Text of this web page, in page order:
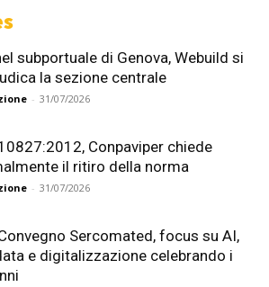
subportuale di Genova, Webuild si
la sezione centrale
- 31/07/2026
Conpaviper chiede
il ritiro della norma
- 31/07/2026
Sercomated, focus su AI,
e digitalizzazione celebrando i